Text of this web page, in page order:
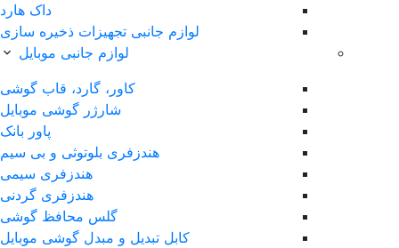
داک هارد
لوازم جانبی تجهیزات ذخیره سازی
لوازم جانبی موبایل
کاور، گارد، قاب گوشی
شارژر گوشی موبایل
پاور بانک
هندزفری بلوتوثی و بی سیم
هندزفری سیمی
هندزفری گردنی
گلس محافظ گوشی
کابل تبدیل و مبدل گوشی موبایل